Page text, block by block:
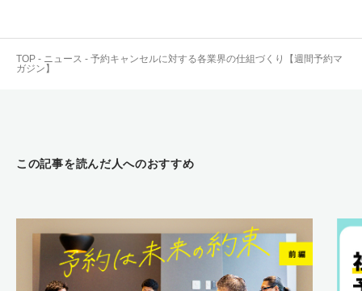
TOP - ニュース - 予約キャンセルに対する各業界の仕組づくり【週間予約マ
ガジン】
この記事を読んだ人へのおすすめ